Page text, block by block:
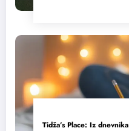
Tidža’s Place: Iz dnevnika